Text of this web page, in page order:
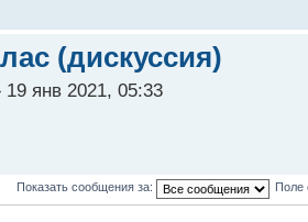
(дискуссия)
19 янв 2021, 05:33
Показать сообщения за: Поле